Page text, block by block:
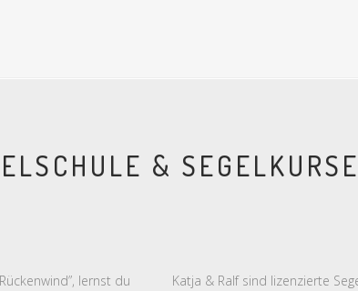
& SEGELKURSE
lernst du
Katja & Ralf sind lizenzierte